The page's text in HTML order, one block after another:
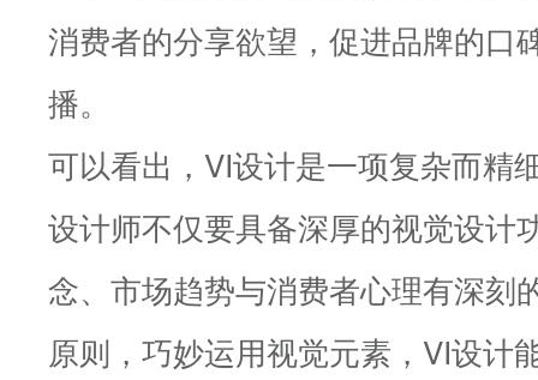
消费者的分享欲望，促进品牌的口
播。
可以看出，VI设计是一项复杂而精
设计师不仅要具备深厚的视觉设计
念、市场趋势与消费者心理有深刻
原则，巧妙运用视觉元素，VI设计